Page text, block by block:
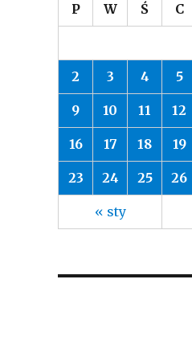
P W Ś C
« sty
2 3 4 5
9 10 11 12
16 17 18 19
23 24 25 26